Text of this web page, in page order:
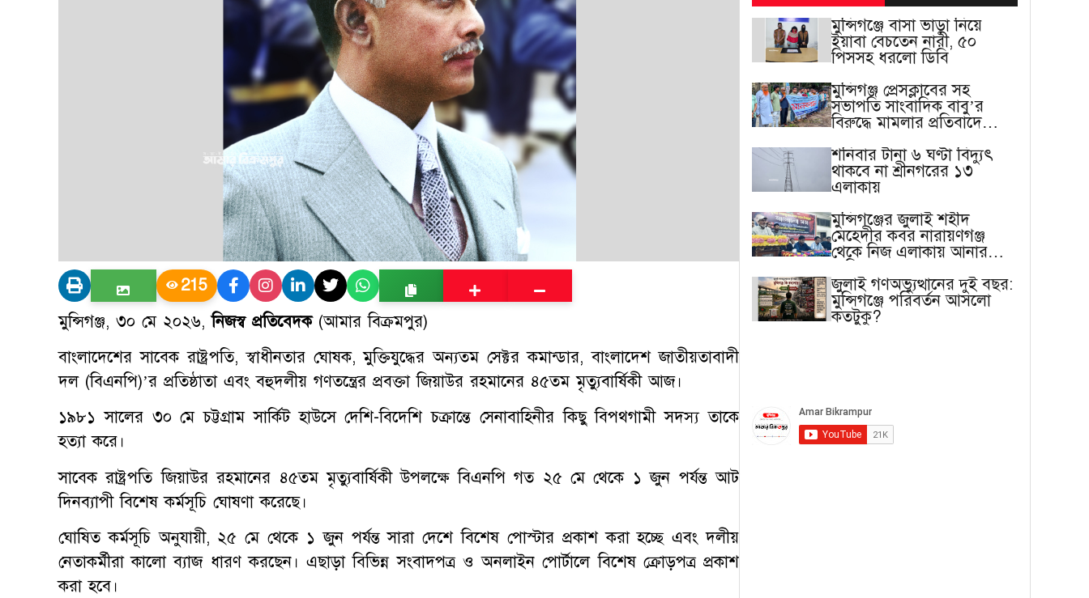
215
মুন্সিগঞ্জ, ৩০ মে ২০২৬,নিজস্ব প্রতিবেদক(আমার বিক্রমপুর)
বাংলাদেশের সাবেক রাষ্ট্রপতি, স্বাধীনতার ঘোষক, মুক্তিযুদ্ধের অন্যতম সেক্টর কমান্ডার, বাংলাদেশ জাতীয়তাবাদী
দল (বিএনপি)’র প্রতিষ্ঠাতা এবং বহুদলীয় গণতন্ত্রের প্রবক্তা জিয়াউর রহমানের ৪৫তম মৃত্যুবার্ষিকী আজ।
১৯৮১ সালের ৩০ মে চট্টগ্রাম সার্কিট হাউসে দেশি-বিদেশি চক্রান্তে সেনাবাহিনীর কিছু বিপথগামী সদস্য তাকে
হত্যা করে।
সাবেক রাষ্ট্রপতি জিয়াউর রহমানের ৪৫তম মৃত্যুবার্ষিকী উপলক্ষে বিএনপি গত ২৫ মে থেকে ১ জুন পর্যন্ত আট
দিনব্যাপী বিশেষ কর্মসূচি ঘোষণা করেছে।
ঘোষিত কর্মসূচি অনুযায়ী, ২৫ মে থেকে ১ জুন পর্যন্ত সারা দেশে বিশেষ পোস্টার প্রকাশ করা হচ্ছে এবং দলীয়
নেতাকর্মীরা কালো ব্যাজ ধারণ করছেন। এছাড়া বিভিন্ন সংবাদপত্র ও অনলাইন পোর্টালে বিশেষ ক্রোড়পত্র প্রকাশ
করা হবে।
মুন্সিগঞ্জে বাসা ভাড়া নিয়ে
ইয়াবা বেচতেন নারী, ৫০
পিসসহ ধরলো ডিবি
মুন্সিগঞ্জ প্রেসক্লাবের সহ
সভাপতি সাংবাদিক বাবু’র
বিরুদ্ধে মামলার প্রতিবাদে
শনিবার টানা ৬ ঘণ্টা বিদ্যুৎ
থাকবে না শ্রীনগরের ১৩
এলাকায়
মুন্সিগঞ্জের জুলাই শহীদ
মেহেদীর কবর নারায়ণগঞ্জ
থেকে নিজ এলাকায় আনার
জুলাই গণঅভ্যুত্থানের দুই বছর:
মুন্সিগঞ্জে পরিবর্তন আসলো
কতটুকু?